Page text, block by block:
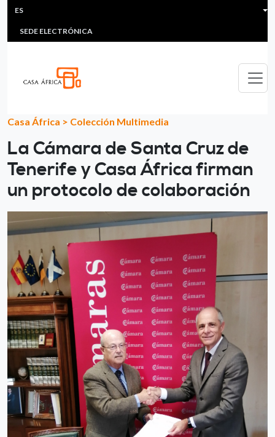
Pasar al contenido principal
HEADER MENU
MULTIMEDIA
SEDE ELECTRÓNICA
ES
Casa África > Colección Multimedia
La Cámara de Santa Cruz de
Tenerife y Casa África firman
un protocolo de colaboración